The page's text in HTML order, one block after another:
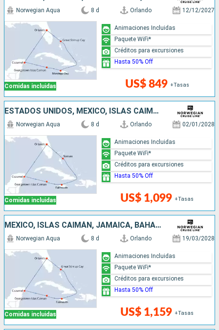
Comidas incluidas
Norwegian Aqua 8 d Orlando 12/12/2027
US$ 849 +Tasas
Animaciones Incluidas
Paquete WiFi*
Créditos para excursiones
Hasta 50% Off
ESTADOS UNIDOS, MÉXICO, ISLAS CAIMÁN, JAMAICA, BAHAMAS
Comidas incluidas
Norwegian Aqua 8 d Orlando 02/01/2028
US$ 1,099 +Tasas
Animaciones Incluidas
Paquete WiFi*
Créditos para excursiones
Hasta 50% Off
MÉXICO, ISLAS CAIMÁN, JAMAICA, BAHAMAS, ESTADOS UNIDOS
Comidas incluidas
Norwegian Aqua 8 d Orlando 19/03/2028
US$ 1,159 +Tasas
Animaciones Incluidas
Paquete WiFi*
Créditos para excursiones
Hasta 50% Off